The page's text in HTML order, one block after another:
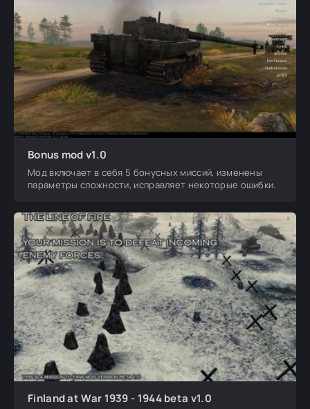
Bonus mod v1.0
Мод включает в себя 5 бонусных миссий, изменены
параметры сложности, исправляет некоторые ошибки.
Finland at War 1939 - 1944 beta v1.0